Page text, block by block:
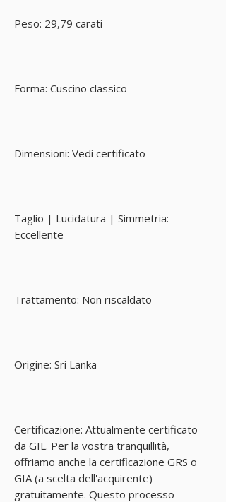
Peso: 29,79 carati
Forma: Cuscino classico
Dimensioni: Vedi certificato
Taglio | Lucidatura | Simmetria:
Eccellente
Trattamento: Non riscaldato
Origine: Sri Lanka
Certificazione: Attualmente certificato
da GIL. Per la vostra tranquillità,
offriamo anche la certificazione GRS o
GIA (a scelta dell'acquirente)
gratuitamente. Questo processo